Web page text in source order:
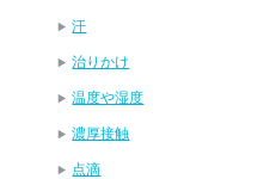
汗
治りかけ
温度や湿度
濃厚接触
点滴